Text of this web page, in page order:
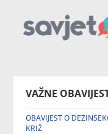
VAŽNE
OBAVIJEST O
KRIŽ